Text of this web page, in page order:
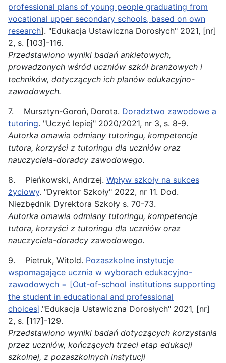
professional plans of young people graduating from
vocational upper secondary schools, based on own
research]. "Edukacja Ustawiczna Dorosłych" 2021, [nr]
2, s. [103]-116.
Przedstawiono wyniki badań ankietowych,
prowadzonych wśród uczniów szkół branżowych i
techników, dotyczących ich planów edukacyjno-
zawodowych.
7. Mursztyn-Goroń, Dorota. Doradztwo zawodowe a
tutoring. "Uczyć lepiej" 2020/2021, nr 3, s. 8-9.
Autorka omawia odmiany tutoringu, kompetencje
tutora, korzyści z tutoringu dla uczniów oraz
nauczyciela-doradcy zawodowego.
8. Pieńkowski, Andrzej. Wpływ szkoły na sukces
życiowy. "Dyrektor Szkoły" 2022, nr 11. Dod.
Niezbędnik Dyrektora Szkoły s. 70-73.
Autorka omawia odmiany tutoringu, kompetencje
tutora, korzyści z tutoringu dla uczniów oraz
nauczyciela-doradcy zawodowego.
9. Pietruk, Witold. Pozaszkolne instytucje
wspomagające ucznia w wyborach edukacyjno-
zawodowych = [Out-of-school institutions supporting
the student in educational and professional
choices]."Edukacja Ustawiczna Dorosłych" 2021, [nr]
2, s. [117]-129.
Przedstawiono wyniki badań dotyczących korzystania
przez uczniów, kończących trzeci etap edukacji
szkolnej, z pozaszkolnych instytucji